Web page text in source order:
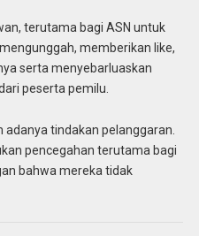
terutama bagi ASN untuk
memberikan like,
serta menyebarluaskan
peserta pemilu.
tindakan pelanggaran.
pencegahan terutama bagi
bahwa mereka tidak